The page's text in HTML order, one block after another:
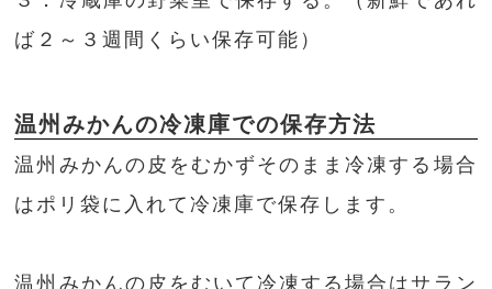
ば２～３週間くらい保存可能）
温州みかんの冷凍庫での保存方法
温州みかんの皮をむかずそのまま冷凍する場合
はポリ袋に入れて冷凍庫で保存します。
温州みかんの皮をむいて冷凍する場合はサラン